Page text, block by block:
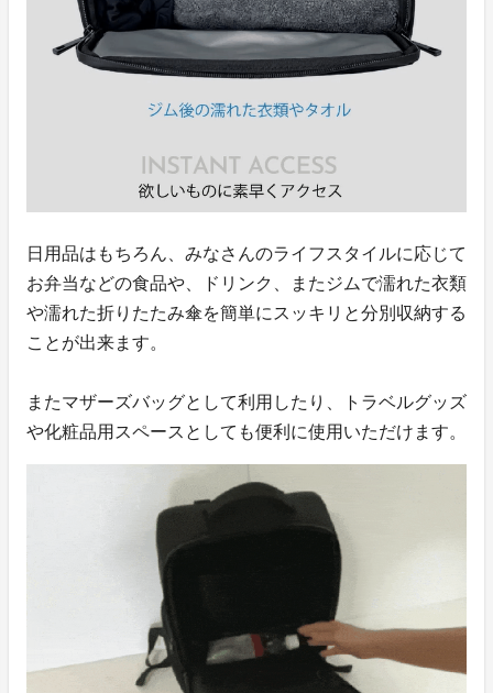
日用品はもちろん、みなさんのライフスタイルに応じて
お弁当などの食品や、ドリンク、またジムで濡れた衣類
や濡れた折りたたみ傘を簡単にスッキリと分別収納する
ことが出来ます。
またマザーズバッグとして利用したり、トラベルグッズ
や化粧品用スペースとしても便利に使用いただけます。